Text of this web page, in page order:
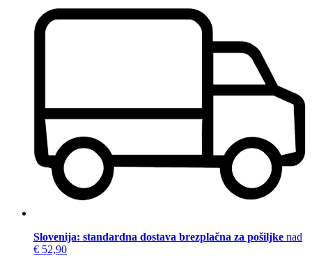
Slovenija: standardna dostava brezplačna za pošiljke nad
€ 52,90